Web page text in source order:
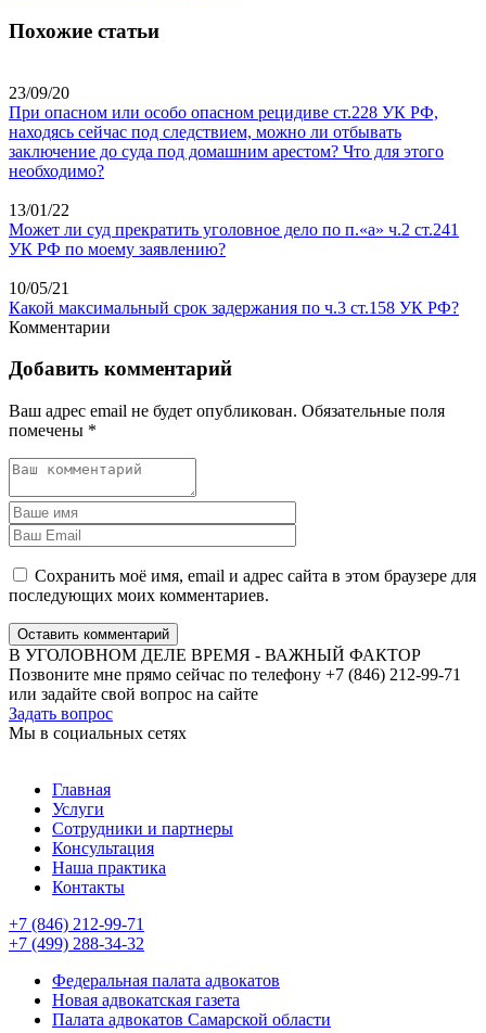
Похожие статьи
23/09/20
При опасном или особо опасном рецидиве ст.228 УК РФ,
находясь сейчас под следствием, можно ли отбывать
заключение до суда под домашним арестом? Что для этого
необходимо?
13/01/22
Может ли суд прекратить уголовное дело по п.«а» ч.2 ст.241
УК РФ по моему заявлению?
10/05/21
Какой максимальный срок задержания по ч.3 ст.158 УК РФ?
Комментарии
Добавить комментарий
Ваш адрес email не будет опубликован. Обязательные поля
помечены *
Сохранить моё имя, email и адрес сайта в этом браузере для
последующих моих комментариев.
Оставить комментарий
В УГОЛОВНОМ ДЕЛЕ ВРЕМЯ - ВАЖНЫЙ ФАКТОР
Позвоните мне прямо сейчас по телефону +7 (846) 212-99-71
или задайте свой вопрос на сайте
Задать вопрос
Мы в социальных сетях
Главная
Услуги
Сотрудники и партнеры
Консультация
Наша практика
Контакты
+7 (846) 212-99-71
+7 (499) 288-34-32
Федеральная палата адвокатов
Новая адвокатская газета
Палата адвокатов Самарской области